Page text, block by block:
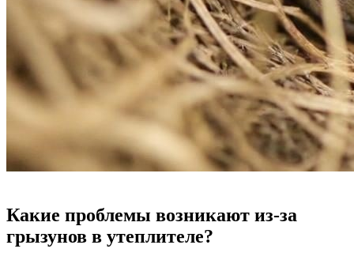
Какие проблемы возникают из-за
грызунов в утеплителе?